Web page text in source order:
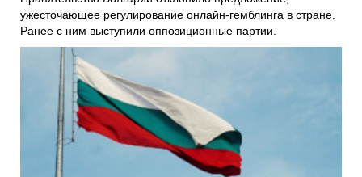
ужесточающее регулирование онлайн-гемблинга в стране.
Ранее с ним выступили оппозиционные партии.